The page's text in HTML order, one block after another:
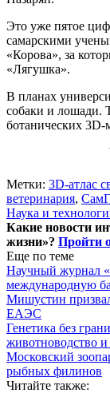
Это уже пятое
самарскими
«Корова», за
«Лягушка».
В планах
собаки и лошади.
ботанических 3D-
Метки: 3D-атлас
ветеринария,
Наука и
Какие новости
жизни»? Пройти
Еще по теме
Научный журнал
международную
Мишустин призвал
ЕАЭС
Генетика без
животноводство
Московский
рыбных филинов
Читайте также: